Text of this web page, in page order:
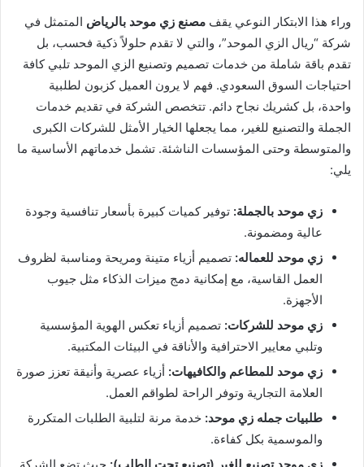
وراء هذا الابتكار النوعي يقف مصنع زي موحد بالرياض المتمثل في
شركة “ريال الزي الموحد”، والتي لا تقدم حلولاً ذكية فحسب، بل
تقدم باقة شاملة من خدمات تصميم وتصنيع الزي الموحد تلبي كافة
احتياجات السوق السعودي. فهم لا يرون العميل كزبون لطلبية
واحدة، بل كشريك نجاح دائم. تتخصص الشركة في تقديم خدمات
الجملة والتصنيع للغير، مما يجعلها الخيار الأمثل للشركات الكبرى
والمتوسطة وحتى المؤسسات الناشئة. تشمل خدماتهم الأساسية ما
يلي:
زي موحد بالجملة: توفير كميات كبيرة بأسعار تنافسية وجودة
عالية ومضمونة.
زي موحد للعماله: تصميم أزياء متينة ومريحة ومناسبة لظروف
العمل القاسية، مع إمكانية دمج ميزات الذكاء مثل جيوب
الأجهزة.
زي موحد للشركات: تصميم أزياء تعكس الهوية المؤسسية
وتلبي معايير الاحترافية والأناقة في البيئات المكتبية.
زي موحد للمطاعم والكافيهات: أزياء عصرية وأنيقة تعزز صورة
العلامة التجارية وتوفر الراحة لطواقم العمل.
طلبيات جمله زي موحد: خدمة مرنة لتلبية الطلبات المتكررة
والموسمية بكل كفاءة.
زي موحد تصنيع للغير (تصنيع تحت الطلب): حيث تضع الشركة